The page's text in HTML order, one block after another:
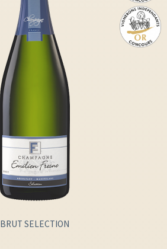
BRUT SELECTION